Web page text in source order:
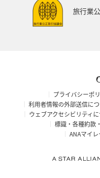
旅行業
プライバシーポ
利用者情報の外部送信に
ウェブアクセシビリティ
標識・各種約款
ANAマイ